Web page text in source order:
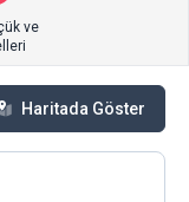
ve
Haritada Göster